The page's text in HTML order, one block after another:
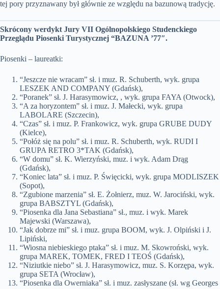
tej pory przyznawany był głównie ze względu na bazunową tradycję.
Skrócony werdykt Jury VII Ogólnopolskiego Studenckiego
Przeglądu Piosenki Turystycznej “BAZUNA ’77″.
Piosenki – laureatki:
“Jeszcze nie wracam” sł. i muz. R. Schuberth, wyk. grupa
LESZEK AND COMPANY (Gdańsk),
“Poranek” sł. J. Harasymowicz, , wyk. grupa FAYA (Otwock),
“A za horyzontem” sł. i muz. J. Małecki, wyk. grupa
LABOLARE (Szczecin),
“Czas” sł. i muz. P. Frankowicz, wyk. grupa GRUBE DUDY
(Kielce),
“Połóż się na polu” sł. i muz. R. Schuberth, wyk. RUDI I
GRUPA RETRO 3*TAK (Gdańsk),
“W domu” sł. K. Wierzyński, muz. i wyk. Adam Drąg
(Gdańsk),
“Koniec lata” sł. i muz. P. Święcicki, wyk. grupa MODLISZEK
(Sopot),
“Zgubione marzenia” sł. E. Żołnierz, muz. W. Jarociński, wyk.
grupa BABSZTYL (Gdańsk),
“Piosenka dla Jana Sebastiana” sł., muz. i wyk. Marek
Majewski (Warszawa),
“Jak dobrze mi” sł. i muz. grupa BOOM, wyk. J. Olpiński i J.
Lipiński,
“Wiosna niebieskiego ptaka” sł. i muz. M. Skowroński, wyk.
grupa MAREK, TOMEK, FRED I TEOŚ (Gdańsk),
“Niziutkie niebo” sł. J. Harasymowicz, muz. S. Korzępa, wyk.
grupa SETA (Wrocław),
“Piosenka dla Owerniaka” sł. i muz. zasłyszane (sł. wg Georges